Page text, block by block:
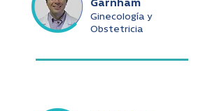
Garnham
Ginecología y
Obstetricia